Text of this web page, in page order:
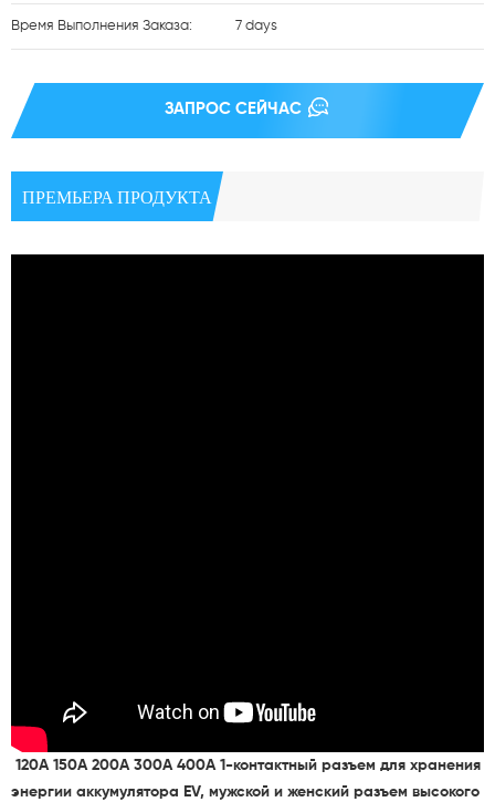
Время Выполнения Заказа: 7 days
ЗАПРОС СЕЙЧАС
ПРЕМЬЕРА ПРОДУКТА
120A 150A 200A 300A 400A 1-контактный разъем для хранения
энергии аккумулятора EV, мужской и женский разъем высокого